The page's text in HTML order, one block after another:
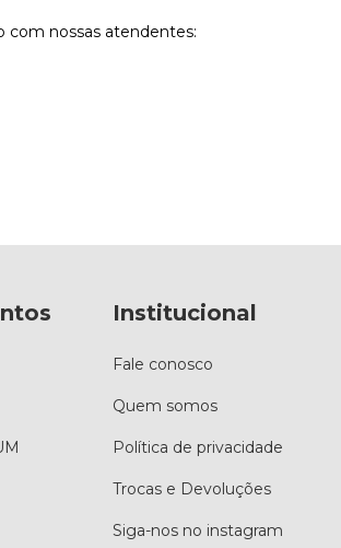
com nossas atendentes:
Institucional
Fale conosco
Quem somos
Política de privacidade
Trocas e Devoluções
Siga-nos no instagram